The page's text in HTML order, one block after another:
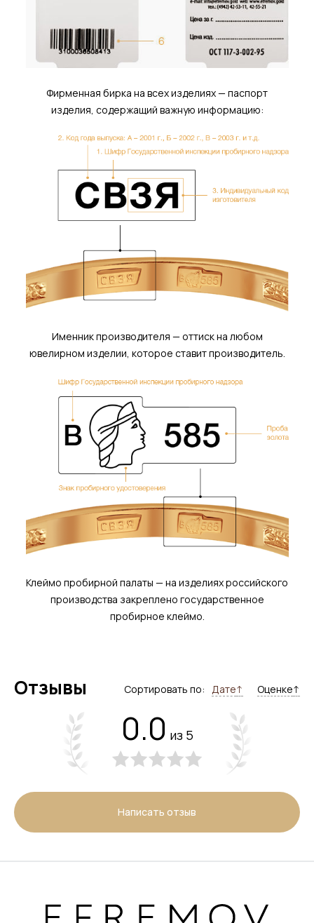
Фирменная бирка на всех изделиях — паспорт
изделия, содержащий важную информацию:
Именник производителя — оттиск на любом
ювелирном изделии, которое ставит производитель.
Клеймо пробирной палаты — на изделиях российского
производства закреплено государственное
пробирное клеймо.
Отзывы Сортировать по: Дате↑ Оценке↑
0.0 из 5
Написать отзыв